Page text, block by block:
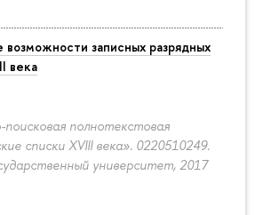
записных разрядных
века
полнотекстовая
списки XVIII века». 0220510249.
университет, 2017